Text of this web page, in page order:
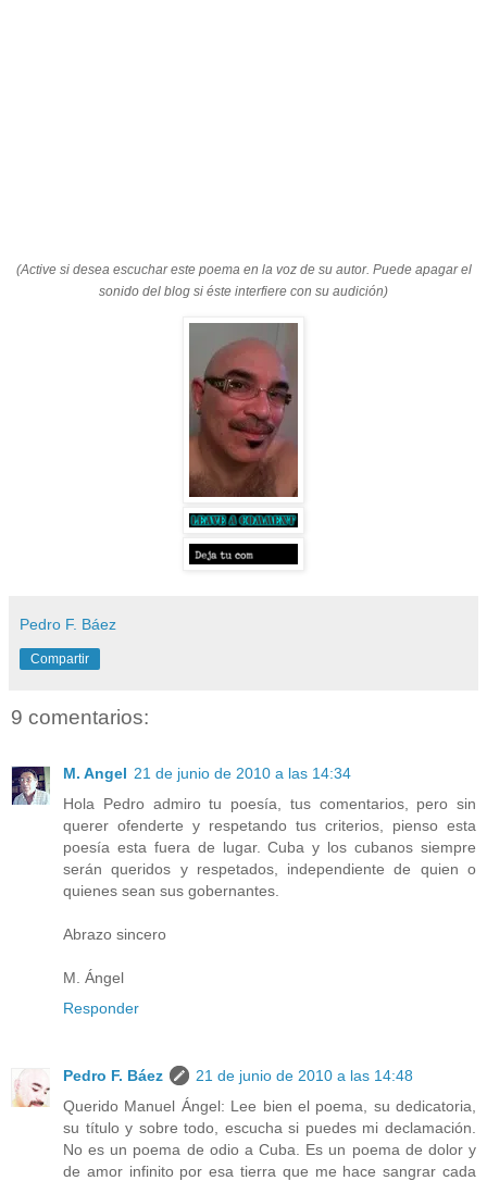
(Active si desea escuchar este poema en la voz de su autor. Puede apagar el
sonido del blog si éste interfiere con su audición)
Pedro F. Báez
Compartir
9 comentarios:
M. Angel 21 de junio de 2010 a las 14:34
Hola Pedro admiro tu poesía, tus comentarios, pero sin
querer ofenderte y respetando tus criterios, pienso esta
poesía esta fuera de lugar. Cuba y los cubanos siempre
serán queridos y respetados, independiente de quien o
quienes sean sus gobernantes.
Abrazo sincero
M. Ángel
Responder
Pedro F. Báez
21 de junio de 2010 a las 14:48
Querido Manuel Ángel: Lee bien el poema, su dedicatoria,
su título y sobre todo, escucha si puedes mi declamación.
No es un poema de odio a Cuba. Es un poema de dolor y
de amor infinito por esa tierra que me hace sangrar cada